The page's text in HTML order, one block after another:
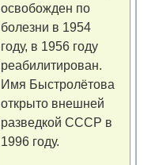
освобожден по
болезни в 1954
году, в 1956 году
реабилитирован.
Имя Быстролётова
открыто внешней
разведкой СССР в
1996 году.